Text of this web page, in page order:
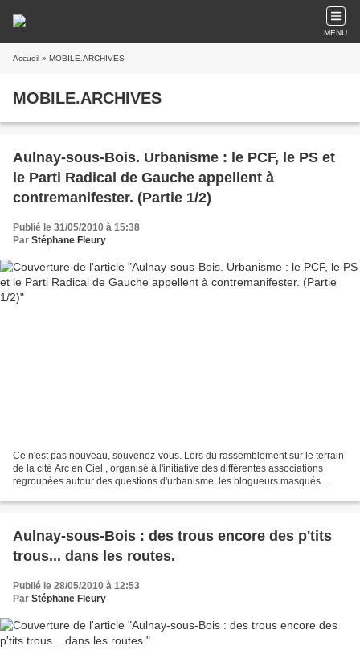
MENU
Accueil » MOBILE.ARCHIVES
MOBILE.ARCHIVES
Aulnay-sous-Bois. Urbanisme : le PCF, le PS et
le Parti Radical de Gauche appellent à
contremanifester. (Partie 1/2)
Publié le 31/05/2010 à 15:38
Par Stéphane Fleury
Ce n'est pas nouveau, souvenez-vous. Lors du rassemblement sur le terrain
de la cité Arc en Ciel , organisé à l'initiative des différentes associations
regroupées autour des questions d'urbanisme, les blogueurs masqués
Aulnay-sous-Bois : des trous encore des p'tits
trous... dans les routes.
Publié le 28/05/2010 à 12:53
Par Stéphane Fleury